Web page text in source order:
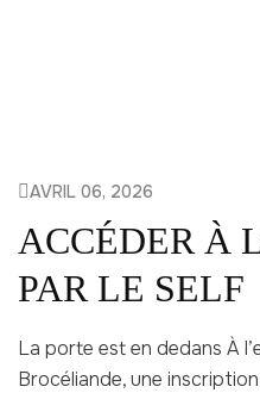
AVRIL 06, 2026
ACCÉDER À
PAR LE SELF
La porte est en dedans À
Brocéliande, une